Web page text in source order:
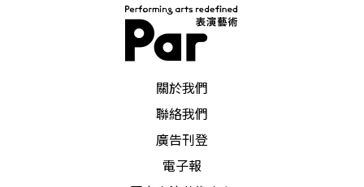
關於我們
聯絡我們
廣告刊登
電子報